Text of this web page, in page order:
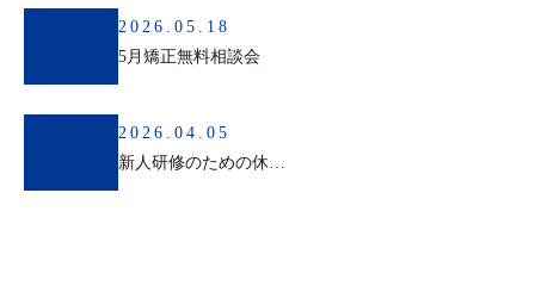
2026.05.18
5月矯正無料相談会
2026.04.05